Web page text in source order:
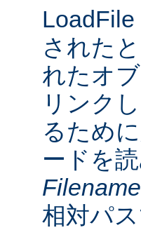
された
れたオ
リンク
るため
ードを
Filename
相対パス